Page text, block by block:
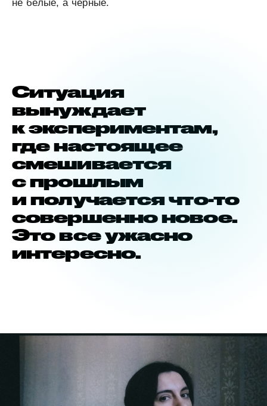
не белые, а черные.
Ситуация
вынуждает
к экспериментам,
где настоящее
смешивается
с прошлым
и получается что-то
совершенно новое.
Это все ужасно
интересно.